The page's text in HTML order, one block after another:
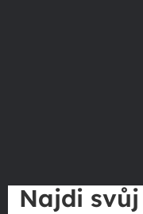
Najdi